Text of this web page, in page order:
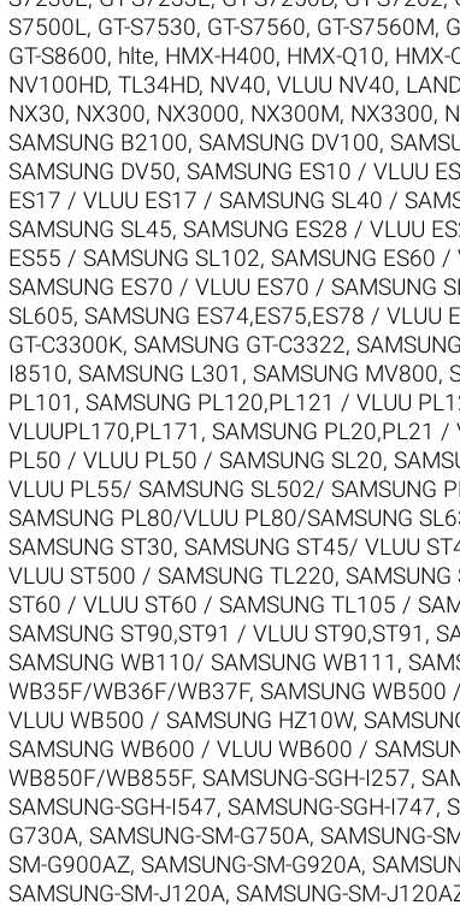
S7500L, GT-S7530, GT-S7560, GT-S7560M,
GT-S8600, hlte, HMX-H400, HMX-Q10, HMX-
NV100HD, TL34HD, NV40, VLUU NV40,
NX30, NX300, NX3000, NX300M, NX3300,
SAMSUNG B2100, SAMSUNG DV100,
SAMSUNG DV50, SAMSUNG ES10 / VLUU
ES17 / VLUU ES17 / SAMSUNG SL40 /
SAMSUNG SL45, SAMSUNG ES28 / VLUU
ES55 / SAMSUNG SL102, SAMSUNG ES60 /
SAMSUNG ES70 / VLUU ES70 / SAMSUNG
SL605, SAMSUNG ES74,ES75,ES78 / VLUU
GT-C3300K, SAMSUNG GT-C3322,
I8510, SAMSUNG L301 , SAMSUNG MV800,
PL101 , SAMSUNG PL120,PL121 / VLUU
VLUUPL170,PL171 , SAMSUNG PL20,PL21 /
PL50 / VLUU PL50 / SAMSUNG SL20,
VLUU PL55/ SAMSUNG SL502/ SAMSUNG
SAMSUNG PL80/VLUU PL80/SAMSUNG
SAMSUNG ST30, SAMSUNG ST45/ VLUU
VLUU ST500 / SAMSUNG TL220,
ST60 / VLUU ST60 / SAMSUNG TL105 /
SAMSUNG ST90,ST91 / VLUU ST90,ST91 ,
SAMSUNG WB110/ SAMSUNG WB111 ,
WB35F/WB36F/WB37F, SAMSUNG WB500
VLUU WB500 / SAMSUNG HZ10W,
SAMSUNG WB600 / VLUU WB600 /
WB850F/WB855F, SAMSUNG-SGH-I257,
SAMSUNG-SGH-I547, SAMSUNG-SGH-I747,
G730A, SAMSUNG-SM-G750A, SAMSUNG-
SM-G900AZ, SAMSUNG-SM-G920A,
SAMSUNG-SM-J120A, SAMSUNG-SM-